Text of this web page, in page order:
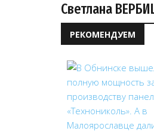
Светлана
РЕКОМЕНДУЕМ